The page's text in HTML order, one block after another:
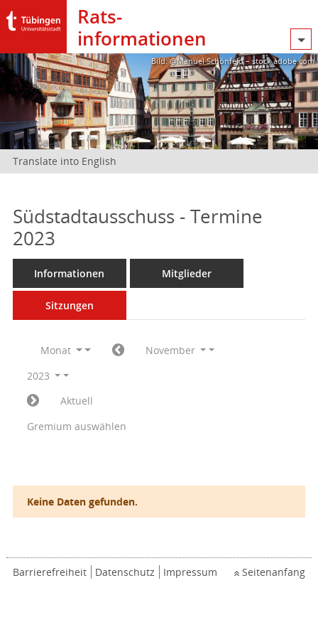
Rats­
informationen
Bild: @Manuel Schönfeld – stock.adobe.com
Translate into English
Südstadtausschuss - Termine
2023
Informationen Mitglieder
Sitzungen
Monat
November
2023
Aktuell
Gremium auswählen
Keine Daten gefunden.
Barrierefreiheit Datenschutz Impressum Seitenanfang